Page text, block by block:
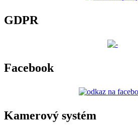
GDPR
Facebook
Kamerový systém